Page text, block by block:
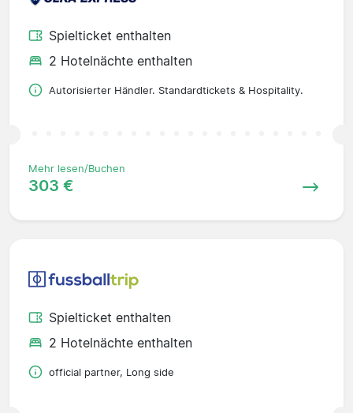
Spielticket enthalten
2 Hotelnächte enthalten
Autorisierter Händler. Standardtickets & Hospitality.
Mehr lesen/Buchen
303 €
Spielticket enthalten
2 Hotelnächte enthalten
official partner, Long side